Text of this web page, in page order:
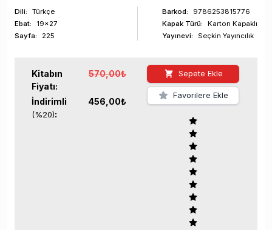
Dili:
Türkçe
Ebat:
19x27
Sayfa: 225
Barkod:
9786253815776
Kapak Türü:
Karton Kapaklı
Yayınevi:
Seçkin Yayıncılık
Kitabın
Fiyatı:
570,00₺
İndirimli
(%20):
456,00₺
Sepete Ekle
Favorilere Ekle